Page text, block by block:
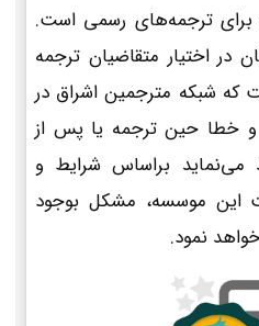
برای ترجمه‌های رسمی است.
اختیار متقاضیان ترجمه
که شبکه مترجمین اشراق در
و خطا حین ترجمه یا پس از
می‌نماید براساس شرایط و
این موسسه، مشکل بوجود
نمود.